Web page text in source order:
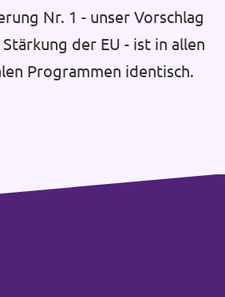
Nr. 1 - unser Vorschlag
der EU - ist in allen
Programmen identisch.